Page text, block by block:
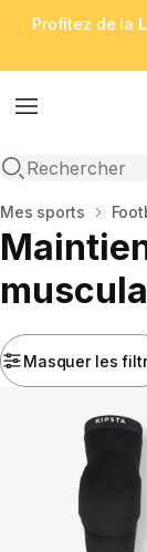
Profitez de la
Menu
Open search
Accueil
Mes sports
Masquer les